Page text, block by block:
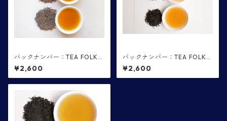
バックナンバー：TEA FOLKS
第１１便 鶴田製茶・斉藤茶
園
¥2,600
バックナンバー：TEA FOLKS
第８便 甲斐製茶園・益井園
¥2,600